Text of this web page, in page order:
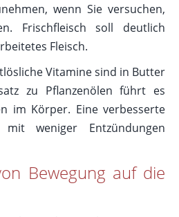
wenn Sie versuchen,
Frischfleisch soll deutlich
Fleisch.
Vitamine sind in Butter
zu Pflanzenölen führt es
im Körper. Eine verbesserte
weniger Entzündungen
Bewegung auf die